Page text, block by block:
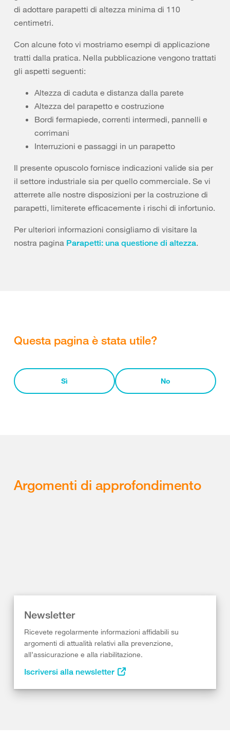
di adottare parapetti di altezza minima di 110
centimetri.
Con alcune foto vi mostriamo esempi di applicazione
tratti dalla pratica. Nella pubblicazione vengono trattati
gli aspetti seguenti:
Altezza di caduta e distanza dalla parete
Altezza del parapetto e costruzione
Bordi fermapiede, correnti intermedi, pannelli e
corrimani
Interruzioni e passaggi in un parapetto
Il presente opuscolo fornisce indicazioni valide sia per
il settore industriale sia per quello commerciale. Se vi
atterrete alle nostre disposizioni per la costruzione di
parapetti, limiterete efficacemente i rischi di infortunio.
Per ulteriori informazioni consigliamo di visitare la
nostra pagina Parapetti: una questione di altezza.
Questa pagina è stata utile?
Sì No
Argomenti di approfondimento
Newsletter
Ricevete regolarmente informazioni affidabili su
argomenti di attualità relativi alla prevenzione,
all’assicurazione e alla riabilitazione.
Iscriversi alla newsletter